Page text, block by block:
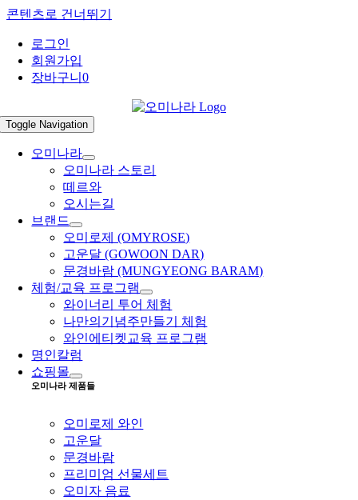
콘텐츠로 건너뛰기
로그인
회원가입
장바구니0
Toggle Navigation
오미나라
오미나라 스토리
떼르와
오시는길
브랜드
오미로제 (OMYROSE)
고운달 (GOWOON DAR)
문경바람 (MUNGYEONG BARAM)
체험/교육 프로그램
와이너리 투어 체험
나만의기념주만들기 체험
와인에티켓교육 프로그램
명인칼럼
쇼핑몰
오미나라 제품들
오미로제 와인
고운달
문경바람
프리미엄 선물세트
오미자 음료